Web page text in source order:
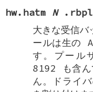
hw.hatm N
大きな受信
ールは生の
す。プー
8192 も含
ん。ドライ